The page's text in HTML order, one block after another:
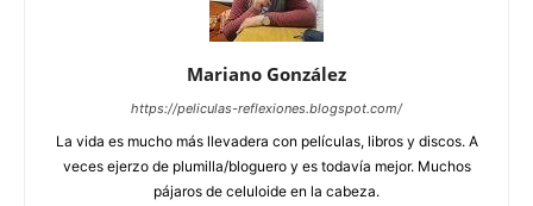
Mariano González
https://peliculas-reflexiones.blogspot.com/
La vida es mucho más llevadera con películas, libros y discos. A
veces ejerzo de plumilla/bloguero y es todavía mejor. Muchos
pájaros de celuloide en la cabeza.